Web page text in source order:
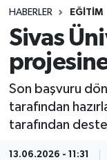
HABERLER EĞİTİM
Sivas
Son başvuru
tarafından
tarafından
13.06.2026 - 11:31
GÜNCEL
KÜLTÜR
MAGAZİN
Son Dakika
Haber Arşivi